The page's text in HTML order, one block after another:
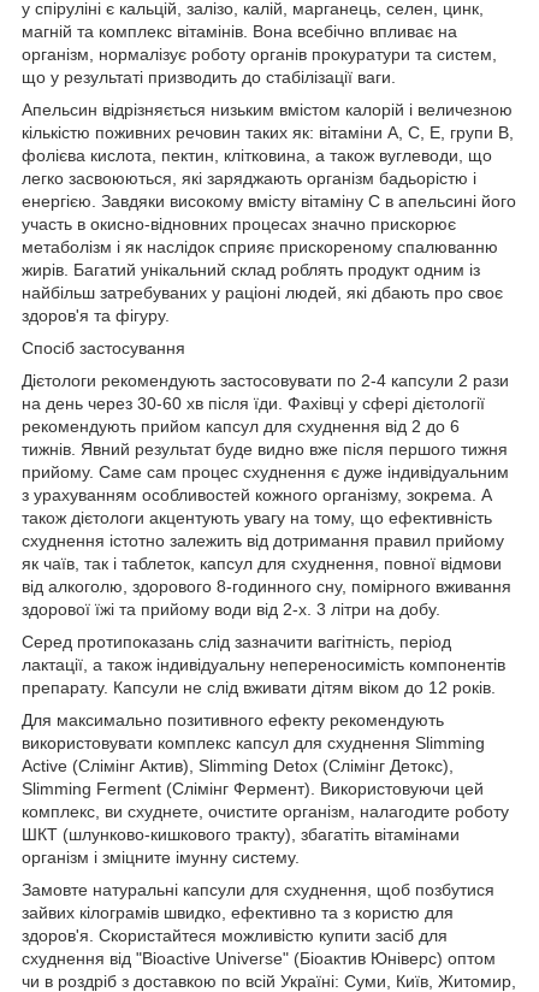
у спіруліні є кальцій, залізо, калій, марганець, селен, цинк,
магній та комплекс вітамінів. Вона всебічно впливає на
організм, нормалізує роботу органів прокуратури та систем,
що у результаті призводить до стабілізації ваги.
Апельсин відрізняється низьким вмістом калорій і величезною
кількістю поживних речовин таких як: вітаміни А, С, Е, групи В,
фолієва кислота, пектин, клітковина, а також вуглеводи, що
легко засвоюються, які заряджають організм бадьорістю і
енергією. Завдяки високому вмісту вітаміну С в апельсині його
участь в окисно-відновних процесах значно прискорює
метаболізм і як наслідок сприяє прискореному спалюванню
жирів. Багатий унікальний склад роблять продукт одним із
найбільш затребуваних у раціоні людей, які дбають про своє
здоров'я та фігуру.
Спосіб застосування
Дієтологи рекомендують застосовувати по 2-4 капсули 2 рази
на день через 30-60 хв після їди. Фахівці у сфері дієтології
рекомендують прийом капсул для схуднення від 2 до 6
тижнів. Явний результат буде видно вже після першого тижня
прийому. Саме сам процес схуднення є дуже індивідуальним
з урахуванням особливостей кожного організму, зокрема. А
також дієтологи акцентують увагу на тому, що ефективність
схуднення істотно залежить від дотримання правил прийому
як чаїв, так і таблеток, капсул для схуднення, повної відмови
від алкоголю, здорового 8-годинного сну, помірного вживання
здорової їжі та прийому води від 2-х. 3 літри на добу.
Серед протипоказань слід зазначити вагітність, період
лактації, а також індивідуальну непереносимість компонентів
препарату. Капсули не слід вживати дітям віком до 12 років.
Для максимально позитивного ефекту рекомендують
використовувати комплекс капсул для схуднення Slimming
Active (Слімінг Актив), Slimming Detox (Слімінг Детокс),
Slimming Ferment (Слімінг Фермент). Використовуючи цей
комплекс, ви схуднете, очистите організм, налагодите роботу
ШКТ (шлунково-кишкового тракту), збагатіть вітамінами
організм і зміцните імунну систему.
Замовте натуральні капсули для схуднення, щоб позбутися
зайвих кілограмів швидко, ефективно та з користю для
здоров'я. Скористайтеся можливістю купити засіб для
схуднення від "Bioactive Universe" (Біоактив Юніверс) оптом
чи в роздріб з доставкою по всій Україні: Суми, Київ, Житомир,